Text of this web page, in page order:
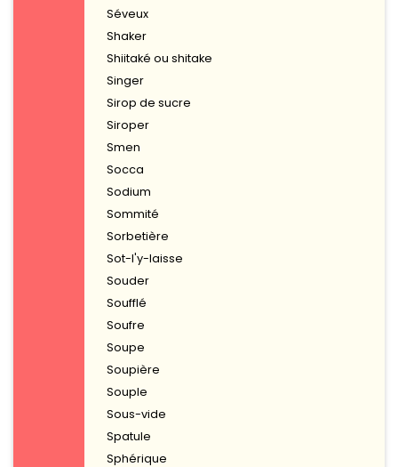
Séveux
Shaker
Shiitaké ou shitake
Singer
Sirop de sucre
Siroper
Smen
Socca
Sodium
Sommité
Sorbetière
Sot-l'y-laisse
Souder
Soufflé
Soufre
Soupe
Soupière
Souple
Sous-vide
Spatule
Sphérique